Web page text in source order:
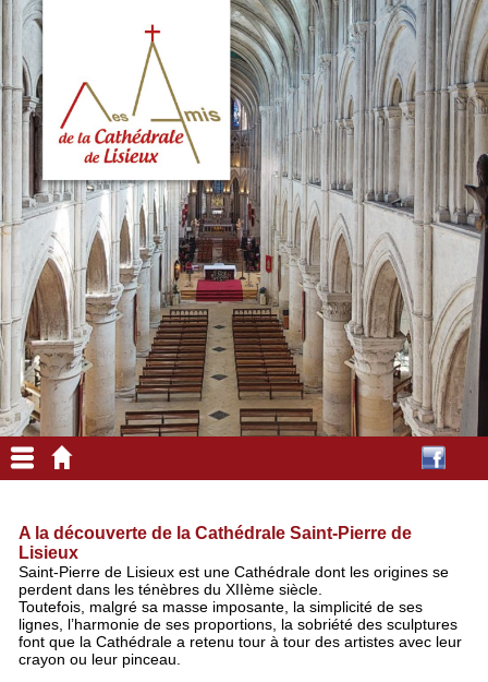
A la découverte de la Cathédrale Saint-Pierre de
Lisieux
Saint-Pierre de Lisieux est une Cathédrale dont les origines se
perdent dans les ténèbres du XIIème siècle.
Toutefois, malgré sa masse imposante, la simplicité de ses
lignes, l’harmonie de ses proportions, la sobriété des sculptures
font que la Cathédrale a retenu tour à tour des artistes avec leur
crayon ou leur pinceau.